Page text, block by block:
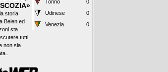
storia
Belen ed
sta
tutti,
non sia
Torino
0
Udinese
0
Venezia
0